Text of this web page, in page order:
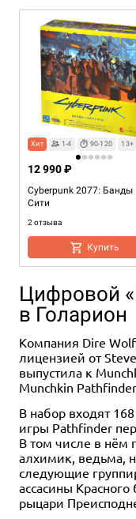
Хит 1-4 90-120 13+
Cyberpunk 2077: Банды
Сити
2 отзыва
12 990 ₽
Купить
Цифровой
в Голарион
Компания Dire
лицензией от
выпустила к
Munchkin
В набор входят
игры Pathfinder
В том числе в нём
алхимик, ведьма,
следующие
ассасины
рыцари